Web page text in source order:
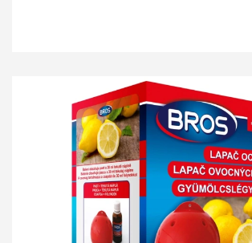
šťavnatá. Dodané stabilizátory zabraňují
tam, kde mají hlodavci dostatek jiné